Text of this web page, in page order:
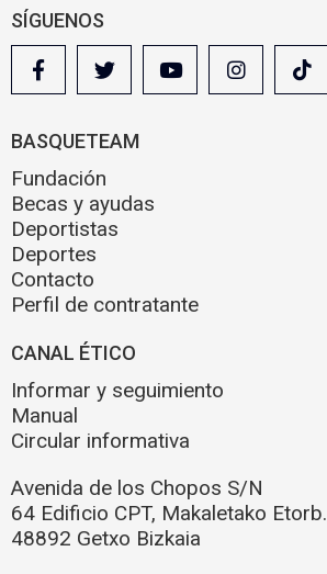
SÍGUENOS
BASQUETEAM
Fundación
Becas y ayudas
Deportistas
Deportes
Contacto
Perfil de contratante
CANAL ÉTICO
Informar y seguimiento
Manual
Circular informativa
Avenida de los Chopos S/N
64 Edificio CPT, Makaletako Etorb.
48892 Getxo Bizkaia